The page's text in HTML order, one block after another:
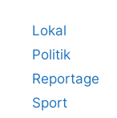
Lokal
Politik
Reportage
Sport